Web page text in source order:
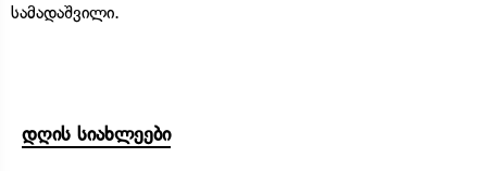
სამადაშვილი.
დღის სიახლეები